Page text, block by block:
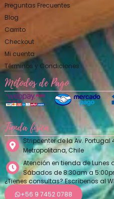
Preguntas Frecuentes
Blog
Carrito
Checkout
Mi cuenta
Términos y Condiciones
Métodos de Pago
Tienda física
Stripcenter de la Av. Portugal
Metropolitana, Chile
Atención en tienda de Lunes
Sábados de 8:30am a
¿Tienes consultas? Escríbenos al
+56 9 7452 0788